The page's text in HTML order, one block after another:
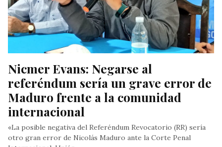
Nicmer Evans: Negarse al
referéndum sería un grave error de
Maduro frente a la comunidad
internacional
«La posible negativa del Referéndum Revocatorio (RR) sería
otro gran error de Nicolás Maduro ante la Corte Penal